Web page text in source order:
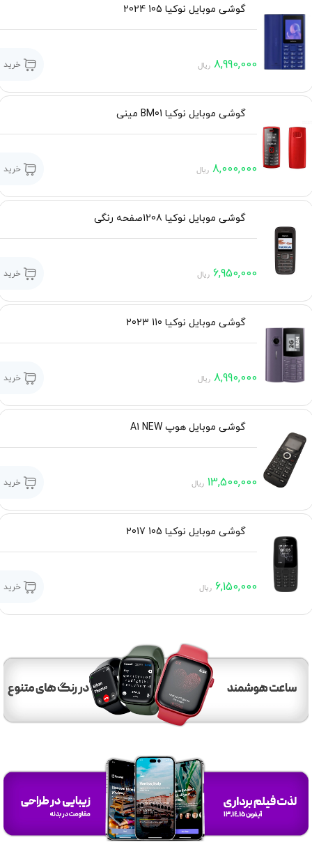
گوشی موبایل نوکیا 105 2024
8,990,000 ریال خرید
گوشی موبایل نوکیا BM01 مینی
8,000,000 ریال خرید
گوشی موبایل نوکیا 1208صفحه رنگی
6,950,000 ریال خرید
گوشی موبایل نوکیا 110 2023
8,990,000 ریال خرید
گوشی موبایل هوپ A1 NEW
13,500,000 ریال خرید
گوشی موبایل نوکیا 105 2017
6,150,000 ریال خرید